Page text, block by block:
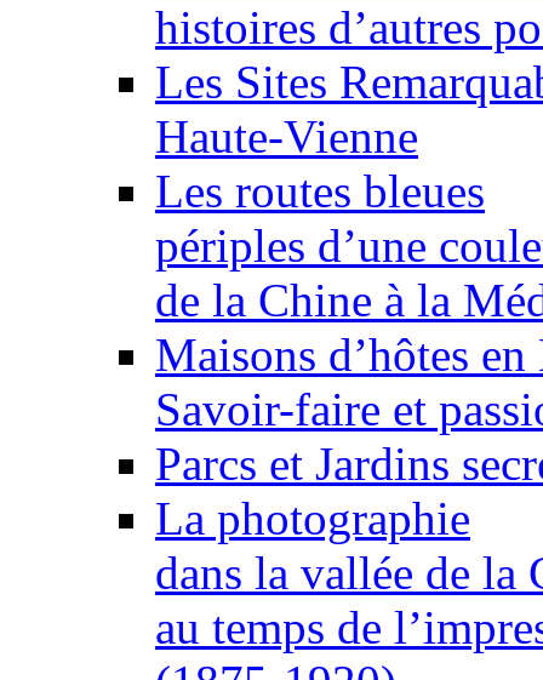
histoires d’autres
Les Sites
Haute-Vienne
Les routes bleues
périples d’une
de la Chine à la
Maisons d’hôtes
Savoir-faire et
Parcs et Jardins
La photographie
dans la vallée de la
au temps de